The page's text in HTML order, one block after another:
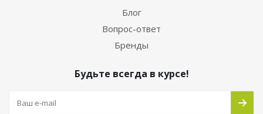
Блог
Вопрос-ответ
Бренды
Будьте всегда в курсе!